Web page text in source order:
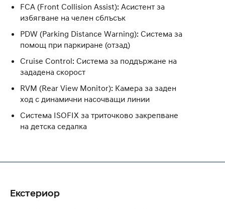
FCA (Front Collision Assist): Асистент за
избягване на челен сблъсък
PDW (Parking Distance Warning): Система за
помощ при паркиране (отзад)
Cruise Control: Система за поддържане на
зададена скорост
RVM (Rear View Monitor): Камера за заден
ход с динамични насочващи линии
Система ISOFIX за триточково закрепване
на детска седалка
Екстериор